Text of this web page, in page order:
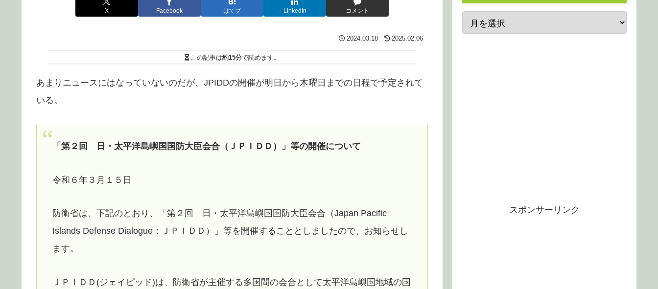
X Facebook はてブ LinkedIn コメント
2024.03.18 2025.02.06
この記事は約15分で読めます。
あまりニュースにはなっていないのだが、JPIDDの開催が明日から木曜日までの日程で予定されて
いる。
「第２回 日・太平洋島嶼国国防大臣会合（ＪＰＩＤＤ）」等の開催について
令和６年３月１５日
防衛省は、下記のとおり、「第２回 日・太平洋島嶼国国防大臣会合（Japan Pacific
Islands Defense Dialogue：ＪＰＩＤＤ）」等を開催することとしましたので、お知らせし
ます。
ＪＰＩＤＤ(ジェイピッド)は、防衛省が主催する多国間の会合として太平洋島嶼国地域の国
スポンサーリンク